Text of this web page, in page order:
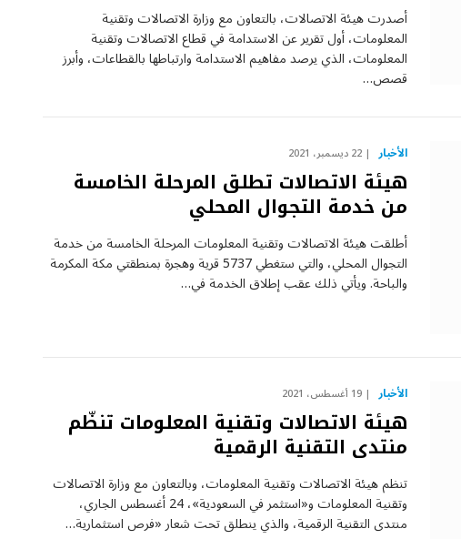
أصدرت هيئة الاتصالات، بالتعاون مع وزارة الاتصالات وتقنية
المعلومات، أول تقرير عن الاستدامة في قطاع الاتصالات وتقنية
المعلومات، الذي يرصد مفاهيم الاستدامة وارتباطها بالقطاعات، وأبرز
قصص…
الأخبار 22 ديسمبر، 2021
هيئة الاتصالات تطلق المرحلة الخامسة
من خدمة التجوال المحلي
أطلقت هيئة الاتصالات وتقنية المعلومات المرحلة الخامسة من خدمة
التجوال المحلي، والتي ستغطي 5737 قرية وهجرة بمنطقتي مكة المكرمة
والباحة. ويأتي ذلك عقب إطلاق الخدمة في…
الأخبار 19 أغسطس، 2021
هيئة الاتصالات وتقنية المعلومات تنظّم
منتدى التقنية الرقمية
تنظم هيئة الاتصالات وتقنية المعلومات، وبالتعاون مع وزارة الاتصالات
وتقنية المعلومات و«استثمر في السعودية»، 24 أغسطس الجاري،
منتدى التقنية الرقمية، والذي ينطلق تحت شعار «فرص استثمارية…